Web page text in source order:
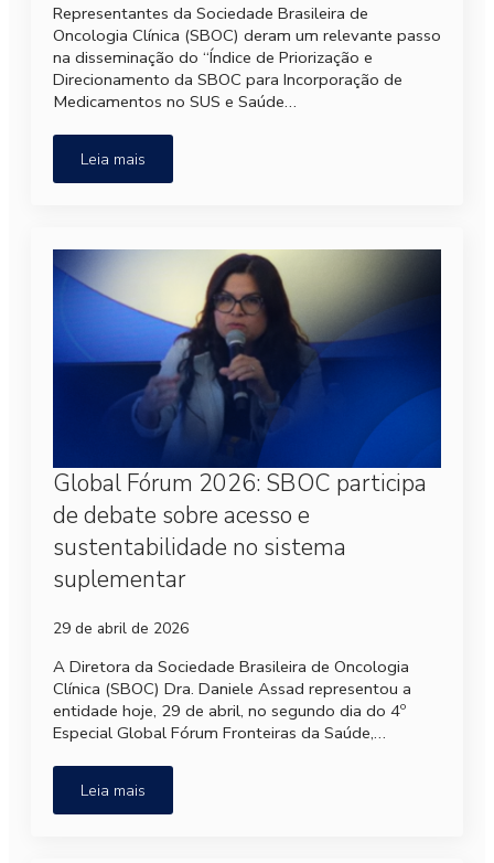
Representantes da Sociedade Brasileira de
Oncologia Clínica (SBOC) deram um relevante passo
na disseminação do “Índice de Priorização e
Direcionamento da SBOC para Incorporação de
Medicamentos no SUS e Saúde…
Leia mais
Global Fórum 2026: SBOC participa
de debate sobre acesso e
sustentabilidade no sistema
suplementar
29 de abril de 2026
A Diretora da Sociedade Brasileira de Oncologia
Clínica (SBOC) Dra. Daniele Assad representou a
entidade hoje, 29 de abril, no segundo dia do 4º
Especial Global Fórum Fronteiras da Saúde,…
Leia mais